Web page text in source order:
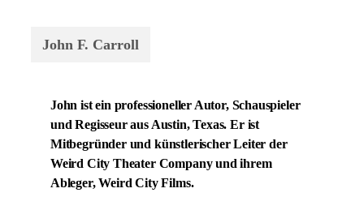
John F. Carroll
John ist ein professioneller Autor, Schauspieler
und Regisseur aus Austin, Texas. Er ist
Mitbegründer und künstlerischer Leiter der
Weird City Theater Company und ihrem
Ableger, Weird City Films.